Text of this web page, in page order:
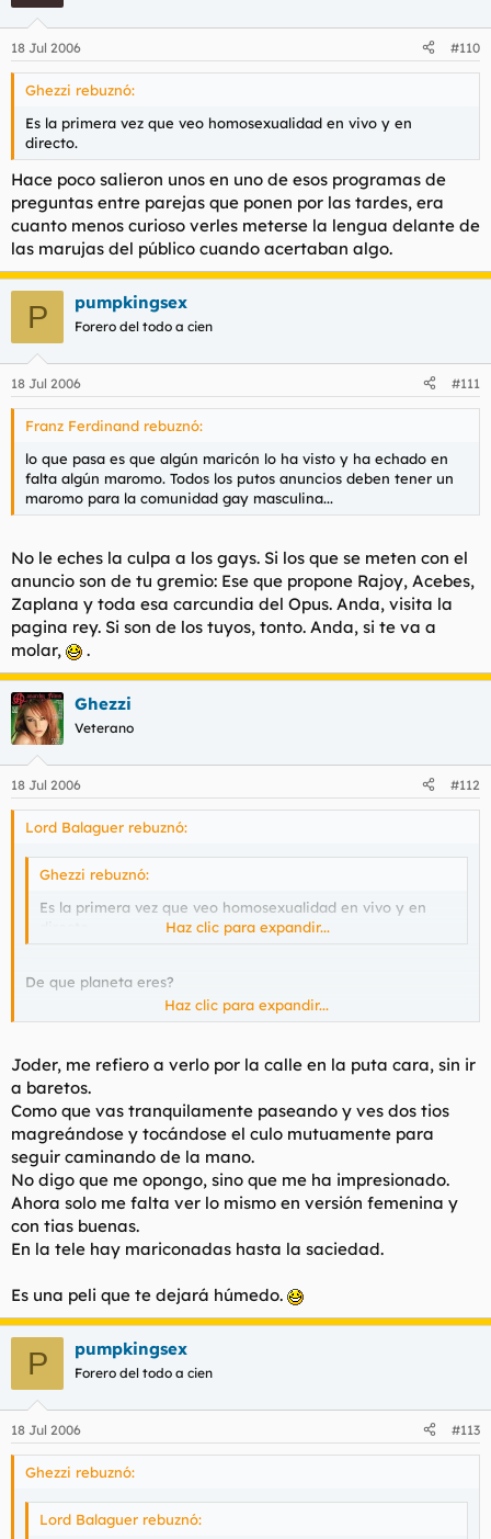
18 Jul 2006 #110
Ghezzi rebuznó:
Es la primera vez que veo homosexualidad en vivo y en
directo.
Hace poco salieron unos en uno de esos programas de
preguntas entre parejas que ponen por las tardes, era
cuanto menos curioso verles meterse la lengua delante de
las marujas del público cuando acertaban algo.
P pumpkingsex
Forero del todo a cien
18 Jul 2006 #111
Franz Ferdinand rebuznó:
lo que pasa es que algún maricón lo ha visto y ha echado en
falta algún maromo. Todos los putos anuncios deben tener un
maromo para la comunidad gay masculina...
No le eches la culpa a los gays. Si los que se meten con el
anuncio son de tu gremio: Ese que propone Rajoy, Acebes,
Zaplana y toda esa carcundia del Opus. Anda, visita la
pagina rey. Si son de los tuyos, tonto. Anda, si te va a
molar,
.
Ghezzi
Veterano
18 Jul 2006 #112
Lord Balaguer rebuznó:
Ghezzi rebuznó:
Es la primera vez que veo homosexualidad en vivo y en
Haz clic para expandir...
De que planeta eres?
Por cierto me estoy bajando la peli de su avatar, que tal está?
Haz clic para expandir...
Joder, me refiero a verlo por la calle en la puta cara, sin ir
a baretos.
Como que vas tranquilamente paseando y ves dos tios
magreándose y tocándose el culo mutuamente para
seguir caminando de la mano.
No digo que me opongo, sino que me ha impresionado.
Ahora solo me falta ver lo mismo en versión femenina y
con tias buenas.
En la tele hay mariconadas hasta la saciedad.
Es una peli que te dejará húmedo.
P pumpkingsex
Forero del todo a cien
18 Jul 2006 #113
Ghezzi rebuznó:
Lord Balaguer rebuznó: